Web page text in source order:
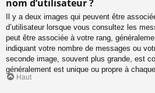
nom d’utilisateur ?
Il y a deux images qui peuvent être
d’utilisateur lorsque vous consultez les
peut être associée à votre rang,
indiquant votre nombre de messages ou
seconde image, souvent plus grande, est
généralement est unique ou propre à
Haut